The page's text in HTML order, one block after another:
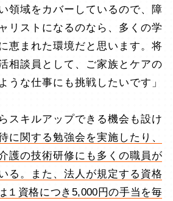
領域をカバーしているので、障
リストになるのなら、多くの学
恵まれた環境だと思います。将
相談員として、ご家族とケアの
うな仕事にも挑戦したいです」
スキルアップできる機会も設け
に関する勉強会を実施したり、
護の技術研修にも多くの職員が
る。また、法人が規定する資格
１資格につき5,000円の手当を毎